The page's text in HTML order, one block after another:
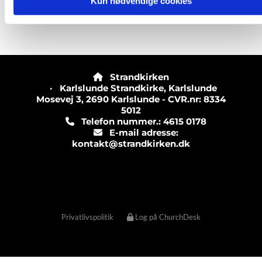

Strandkirken
· Karlslunde Strandkirke, Karlslunde
Mosevej 3, 2690 Karlslunde - CVR.nr: 8334
5012
Telefon nummer.: 4615 0178
E-mail adresse:
kontakt@strandkirken.dk
Privatlivspolitik Log på ChurchDesk